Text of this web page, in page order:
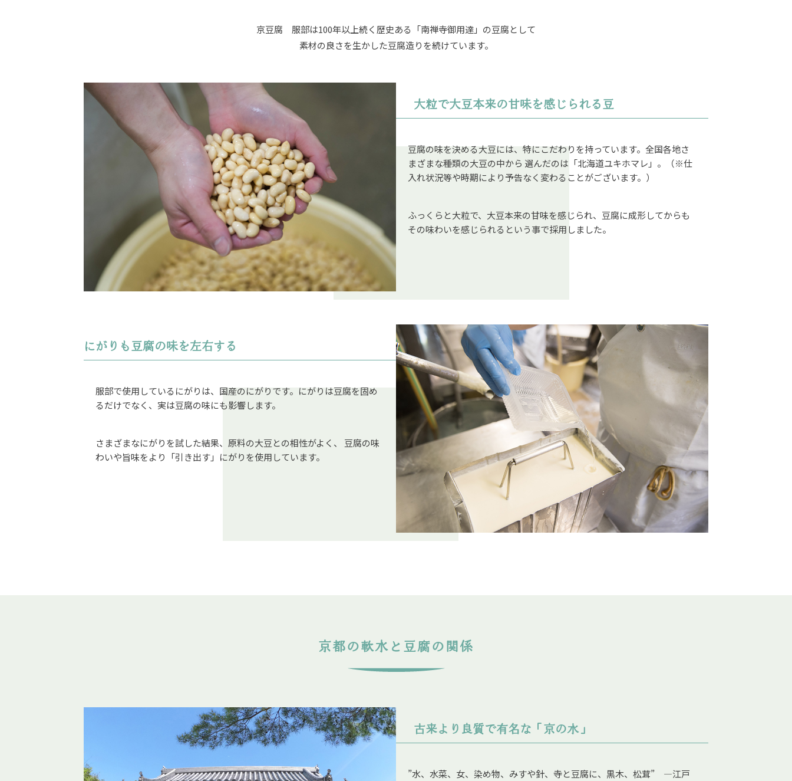
京豆腐 服部は100年以上続く歴史ある「南禅寺御用達」の豆腐として
素材の良さを生かした豆腐造りを続けています。
大粒で大豆本来の甘味を感じられる豆
豆腐の味を決める大豆には、特にこだわりを持っています。全国各地さ
まざまな種類の大豆の中から 選んだのは「北海道ユキホマレ」。（※仕
入れ状況等や時期により予告なく変わることがございます。）
ふっくらと大粒で、大豆本来の甘味を感じられ、豆腐に成形してからも
その味わいを感じられるという事で採用しました。
にがりも豆腐の味を左右する
服部で使用しているにがりは、国産のにがりです。にがりは豆腐を固め
るだけでなく、実は豆腐の味にも影響します。
さまざまなにがりを試した結果、原料の大豆との相性がよく、 豆腐の味
わいや旨味をより「引き出す」にがりを使用しています。
京都の軟水と豆腐の関係
古来より良質で有名な「京の水」
”水、水菜、女、染め物、みすや針、寺と豆腐に、黒木、松茸” ―江戸